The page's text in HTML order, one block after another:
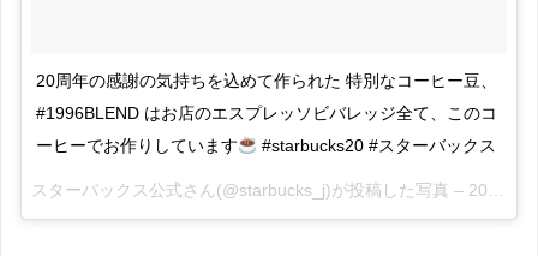
20周年の感謝の気持ちを込めて作られた 特別なコーヒー豆、
#1996BLEND はお店のエスプレッソビバレッジ全て、このコ
ーヒーでお作りしています
#starbucks20 #スターバックス
スターバックス公式さん(@starbucks_j)が投稿した写真 – 2016 9月 2 5:37午後 PDT